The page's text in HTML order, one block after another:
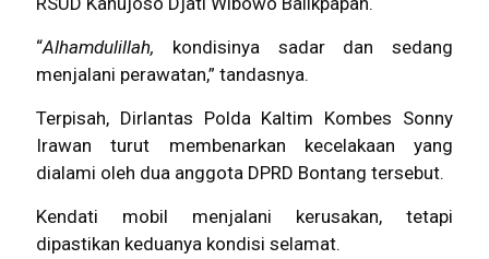
“Alhamdulillah, kondisinya sadar dan sedang
menjalani perawatan,” tandasnya.
Terpisah, Dirlantas Polda Kaltim Kombes Sonny
Irawan turut membenarkan kecelakaan yang
dialami oleh dua anggota DPRD Bontang tersebut.
Kendati mobil menjalani kerusakan, tetapi
dipastikan keduanya kondisi selamat.